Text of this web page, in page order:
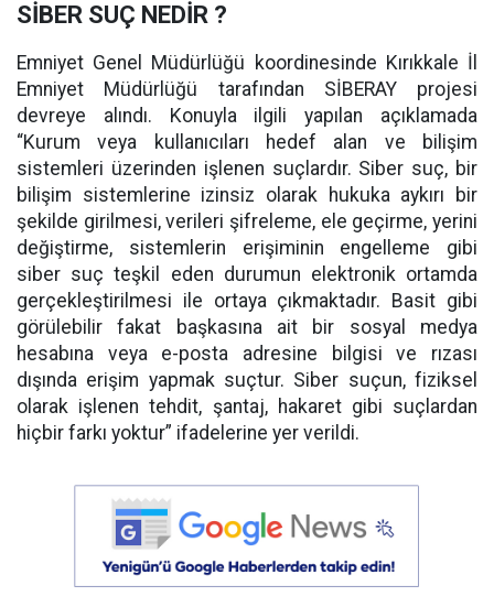
SİBER SUÇ NEDİR ?
Emniyet Genel Müdürlüğü koordinesinde Kırıkkale İl
Emniyet Müdürlüğü tarafından SİBERAY projesi
devreye alındı. Konuyla ilgili yapılan açıklamada
“Kurum veya kullanıcıları hedef alan ve bilişim
sistemleri üzerinden işlenen suçlardır. Siber suç, bir
bilişim sistemlerine izinsiz olarak hukuka aykırı bir
şekilde girilmesi, verileri şifreleme, ele geçirme, yerini
değiştirme, sistemlerin erişiminin engelleme gibi
siber suç teşkil eden durumun elektronik ortamda
gerçekleştirilmesi ile ortaya çıkmaktadır. Basit gibi
görülebilir fakat başkasına ait bir sosyal medya
hesabına veya e-posta adresine bilgisi ve rızası
dışında erişim yapmak suçtur. Siber suçun, fiziksel
olarak işlenen tehdit, şantaj, hakaret gibi suçlardan
hiçbir farkı yoktur” ifadelerine yer verildi.